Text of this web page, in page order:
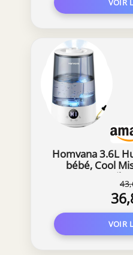
Homvana 3.6L
bébé, Cool